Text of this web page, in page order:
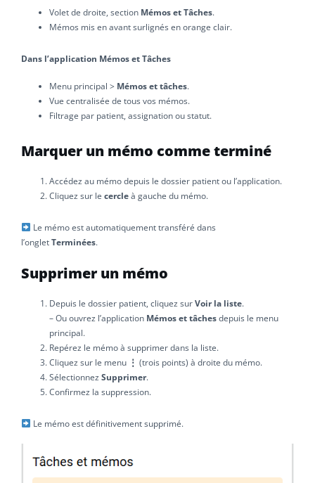
Volet de droite, section Mémos et Tâches.
Mémos mis en avant surlignés en orange clair.
Dans l’application Mémos et Tâches
Menu principal > Mémos et tâches.
Vue centralisée de tous vos mémos.
Filtrage par patient, assignation ou statut.
Marquer un mémo comme terminé
Accédez au mémo depuis le dossier patient ou l’application.
Cliquez sur le cercleà gauche du mémo.
Le mémo est automatiquement transféré dans
l’ongletTerminées.
Supprimer un mémo
Depuis le dossier patient, cliquez surVoir la liste.
– Ou ouvrez l’application Mémos et tâchesdepuis le menu
principal.
Repérez le mémo à supprimer dans la liste.
Cliquez sur le menu ⋮ (trois points) à droite du mémo.
Sélectionnez Supprimer.
Confirmez la suppression.
Le mémo est définitivement supprimé.